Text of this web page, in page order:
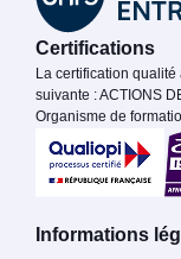
Certifications
La certification
suivante : ACTIONS
Organisme de
Informations